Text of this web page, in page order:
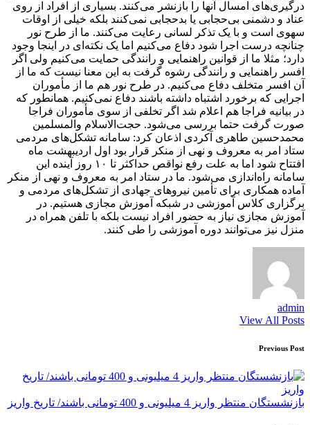
درگیری‌های امسال آنها را بازنشر می‌کنند. بسیاری از افراد از روی
عناد و دشمنی بی‌حجابی یا بدحجابی نمی‌کنند بلکه خیلی از اوقات
سهوی است و با یک تذکر لسانی رعایت می‌کنند. ما از طرح نور
چنانچه درست اجرا شود دفاع می‌کنیم اما یک نکته‌ای در اینجا وجود
دارد؛ مثلا ما از قوانین راهنمایی و رانندگی حمایت می‌کنیم ولی اگر
افسر راهنمایی و رانندگی رشوه گرفت به این معنا نیست که ما از
آن افسر متخلف دفاع می‌کنیم. در طرح نور هم ما از مأموران
اجرایی که برخورد اشتباه داشته باشند دفاع نمی‌کنیم. همانطور که
در بیانیه فراجا هم اعلام شد اگر تخلفی از سوی مأموران فراجا
صورت گرفت حتما بررسی می‌شود. حجت‌الاسلام‌ والمسلمین
محمدحسین طاهری آکردی اذعان کرد: سامانه تشکل‌های مردمی
ستاد امر به معروف و نهی از منکر قرار بود اول اردیبهشت ماه
افتتاح شود اما به علت رفع نواقص حداکثر تا ۱۰ روز آینده این
سامانه راه‌اندازی می‌شود. ما در ستاد امر به معروف و نهی از منکر
آماده همکاری برای تأمین نیروهای جهادی از تشکل‌های مردمی و
برگزاری کلاس آموزشی در شبکه آموزش مجازی هستیم. در
آموزش مجازی نیاز به حضور افراد نیست بلکه با تلفن همراه در
منزل نیز می‌توانند دوره آموزشی را طی کنند.
admin
View All Posts
Post
navigation
Previous Post
بازنشستگان منتظر واریز 4 میلیونی و 400 تومانی باشند/ تاریخ واریز